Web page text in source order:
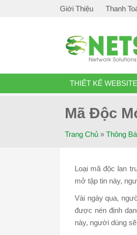
Giới Thiệu Thanh
THIẾT KẾ WEBSITE
Mã Độc
Trang Chủ » Thông
Loại mã độc lan
mở tập tin này,
Vài ngày qua,
được nén định
này, người dùng